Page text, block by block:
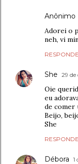
Anônimo
Adorei o
neh, vi
She 29 de
Oie
eu
de comer
Beijo,
She
Débora 1